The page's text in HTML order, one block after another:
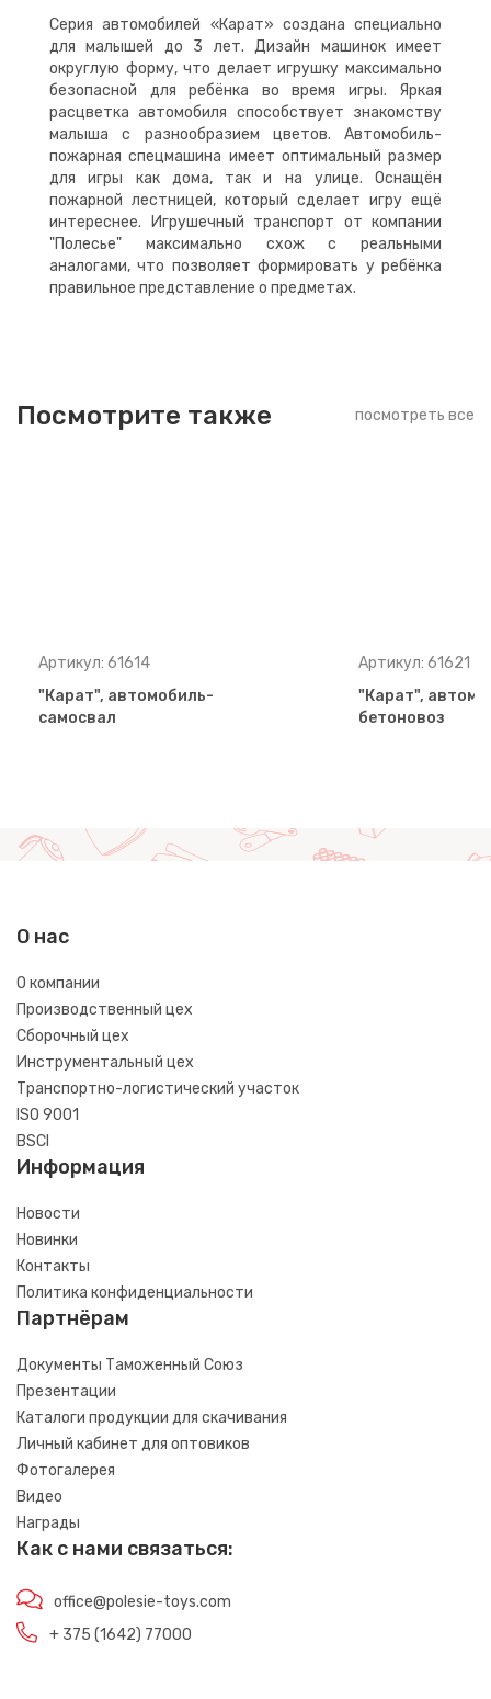
Серия автомобилей «Карат» создана специально
для малышей до 3 лет. Дизайн машинок имеет
округлую форму, что делает игрушку максимально
безопасной для ребёнка во время игры. Яркая
расцветка автомобиля способствует знакомству
малыша с разнообразием цветов. Автомобиль-
пожарная спецмашина имеет оптимальный размер
для игры как дома, так и на улице. Оснащён
пожарной лестницей, который сделает игру ещё
интереснее. Игрушечный транспорт от компании
"Полесье" максимально схож с реальными
аналогами, что позволяет формировать у ребёнка
правильное представление о предметах.
Посмотрите также посмотреть все
Артикул: 61614
"Карат", автомобиль-
самосвал
Артикул: 61621
"Карат",
бетоновоз
О нас
О компании
Производственный цех
Сборочный цех
Инструментальный цех
Транспортно-логистический участок
ISO 9001
BSCI
Информация
Новости
Новинки
Контакты
Политика конфиденциальности
Партнёрам
Документы Таможенный Союз
Презентации
Каталоги продукции для скачивания
Личный кабинет для оптовиков
Фотогалерея
Видео
Награды
Как с нами связаться:
office@polesie-toys.com
+ 375 (1642) 77000